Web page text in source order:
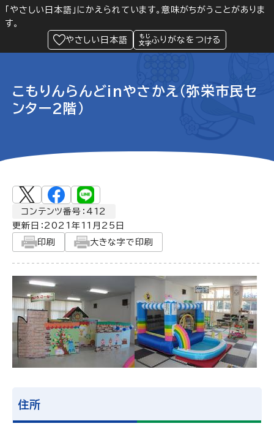
「やさしい日本語」にかえられています。意味がちがうことがありま
す。
やさしい日本語
ふりがなをつける
Language 閲覧支援
緊急情報
こもりんらんどinやさかえ（弥栄市民セ
ンター2階）
コンテンツ番号：412
更新日： 2021年11月25日
印刷
大きな字で印刷
住所